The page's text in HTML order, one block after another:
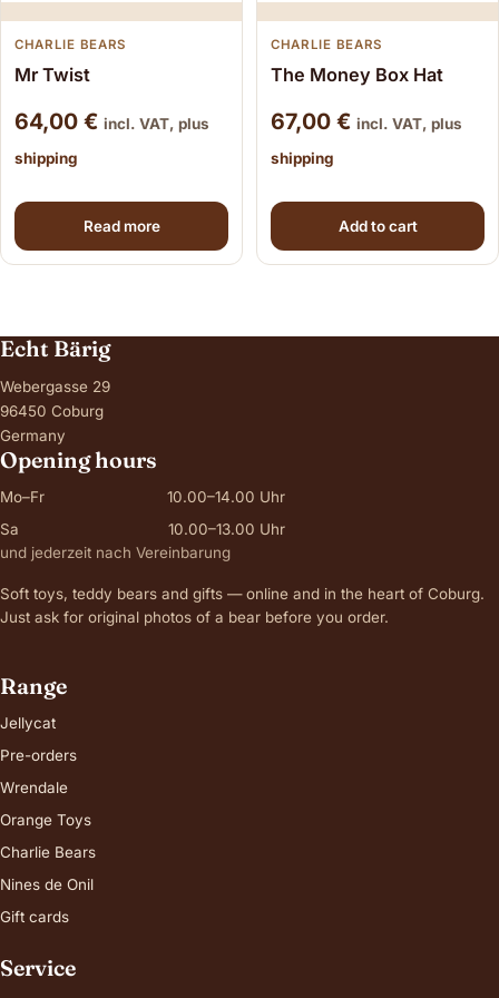
CHARLIE BEARS
Mr Twist
64,00 € incl. VAT, plus
shipping
Read more
CHARLIE BEARS
The Money Box Hat
67,00 € incl. VAT, plus
shipping
Add to cart
Echt Bärig
Webergasse 29
96450 Coburg
Germany
Opening hours
Mo–Fr
10.00–14.00 Uhr
Sa
10.00–13.00 Uhr
und jederzeit nach Vereinbarung
Soft toys, teddy bears and gifts — online and in the heart of Coburg.
Just ask for original photos of a bear before you order.
Range
Jellycat
Pre-orders
Wrendale
Orange Toys
Charlie Bears
Nines de Onil
Gift cards
Service